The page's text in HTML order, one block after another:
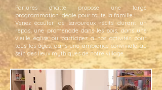
Parlures d'icitte propose une large
programmation idéale pour toute la famille !
Venez écouter de savoureux récits durant un
repas, une promenade dans les bois, dans une
vieille église ou participez à nos activités pour
tous les âges, dans une ambiance conviviale au
sein des lieux mythiques de notre village.